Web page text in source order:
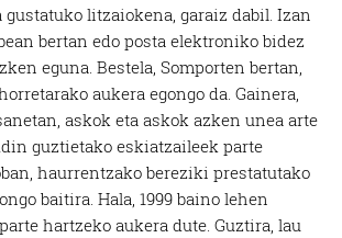
gustatuko litzaiokena, garaiz dabil. Izan
bertan edo posta elektroniko bidez
eguna. Bestela, Somporten bertan,
aukera egongo da. Gainera,
askok eta askok azken unea arte
guztietako eskiatzaileek parte
haurrentzako bereziki prestatutako
baitira. Hala, 1999 baino lehen
hartzeko aukera dute. Guztira, lau